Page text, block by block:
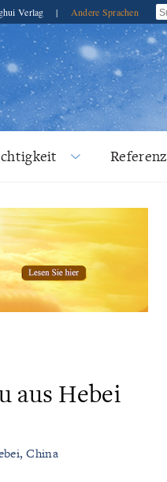
Verlag | Andere Sprachen
Referenz
aus Hebei
China